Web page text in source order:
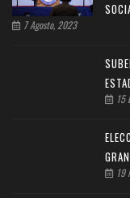
7 Agosto, 2023
15
19